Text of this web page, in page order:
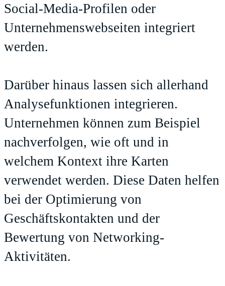
Social-Media-Profilen oder
Unternehmenswebseiten integriert
werden.
Darüber hinaus lassen sich allerhand
Analysefunktionen integrieren.
Unternehmen können zum Beispiel
nachverfolgen, wie oft und in
welchem Kontext ihre Karten
verwendet werden. Diese Daten helfen
bei der Optimierung von
Geschäftskontakten und der
Bewertung von Networking-
Aktivitäten.